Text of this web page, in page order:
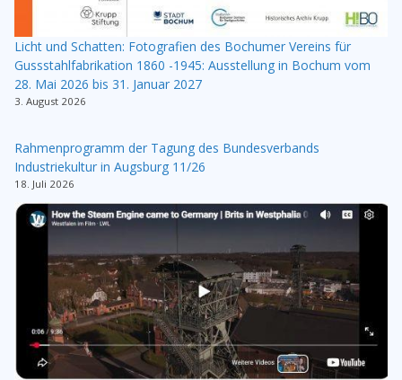
Licht und Schatten: Fotografien des Bochumer Vereins für
Gussstahlfabrikation 1860 -1945: Ausstellung in Bochum vom
28. Mai 2026 bis 31. Januar 2027
3. August 2026
Rahmenprogramm der Tagung des Bundesverbands
Industriekultur in Augsburg 11/26
18. Juli 2026